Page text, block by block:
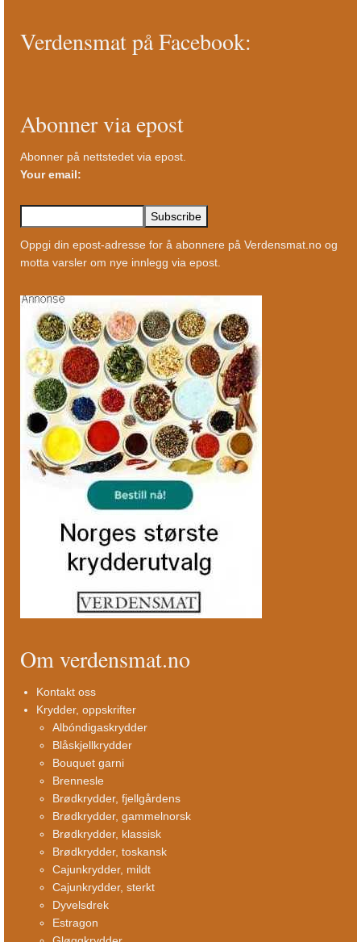
Verdensmat på Facebook:
Abonner via epost
Abonner på nettstedet via epost.
Your email:
Oppgi din epost-adresse for å abonnere på Verdensmat.no og
motta varsler om nye innlegg via epost.
Om verdensmat.no
Kontakt oss
Krydder, oppskrifter
Albóndigaskrydder
Blåskjellkrydder
Bouquet garni
Brennesle
Brødkrydder, fjellgårdens
Brødkrydder, gammelnorsk
Brødkrydder, klassisk
Brødkrydder, toskansk
Cajunkrydder, mildt
Cajunkrydder, sterkt
Dyvelsdrek
Estragon